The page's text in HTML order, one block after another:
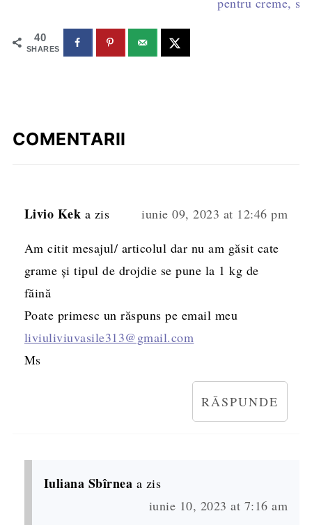
40
SHARES
COMENTARII
Livio Kek a zis iunie 09, 2023 at 12:46 pm
Am citit mesajul/ articolul dar nu am găsit cate
grame și tipul de drojdie se pune la 1 kg de
făină
Poate primesc un răspuns pe email meu
liviuliviuvasile313@gmail.com
Ms
RĂSPUNDE
Iuliana Sbîrnea a zis
iunie 10, 2023 at 7:16 am